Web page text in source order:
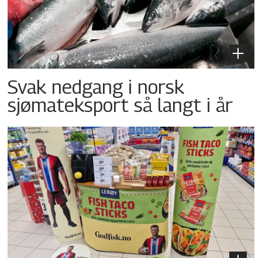
Svak nedgang i norsk
sjømateksport så langt i år